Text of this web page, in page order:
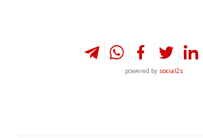
powered by social2s